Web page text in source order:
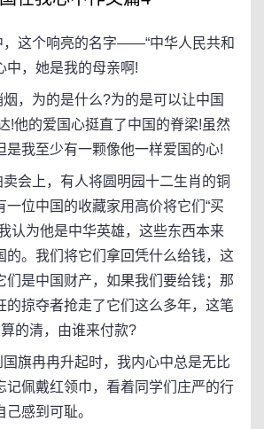
这个响亮的名字——“中华人民共和
中，她是我的母亲啊!
，为的是什么?为的是可以让中国
!他的爱国心挺直了中国的脊梁!虽然
是我至少有一颗像他一样爱国的心!
会上，有人将圆明园十二生肖的铜
一位中国的收藏家用高价将它们“买
认为他是中华英雄，这些东西本来
的。我们将它们拿回凭什么给钱，这
们是中国财产，如果我们要给钱；那
的掠夺者抢走了它们这么多年，这笔
的清，由谁来付款?
旗冉冉升起时，我内心中总是无比
记佩戴红领巾，看着同学们庄严的行
感到可耻。